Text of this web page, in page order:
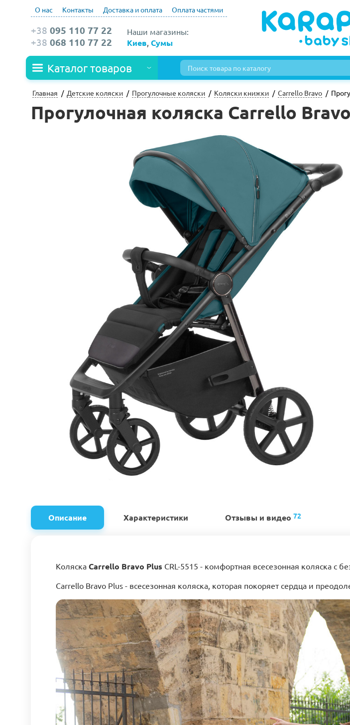
О нас Контакты Доставка и оплата Оплата частями
Наши магазины:
Киев Сумы
+38 095 110 77 22
+38 068 110 77 22
Каталог товаров
Главная Детские коляски Прогулочные коляски Коляски книжки Carrello Bravo
Прогулочная коляска Carrello
Описание Характеристики Отзывы и видео 72
Коляска Carrello Bravo Plus CRL-5515 - комфортная всесезонная коляска с
Carrello Bravo Plus - всесезонная коляска, которая покоряет сердца и